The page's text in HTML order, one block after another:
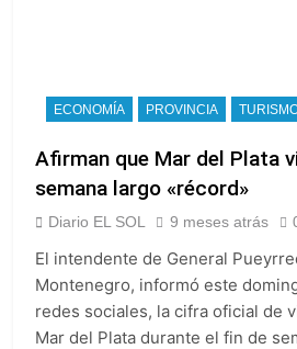
ECONOMÍA PROVINCIA
Afirman que Mar del Plata
semana largo «récord»
Diario EL SOL 9 meses atrás
El intendente de General
Montenegro, informó este
redes sociales, la cifra oficial de
Mar del Plata durante el fin de